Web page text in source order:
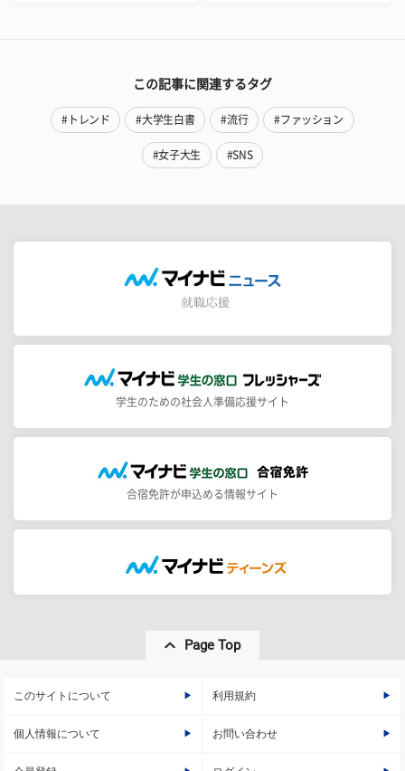
この記事に関連するタグ
#トレンド #大学生白書 #流行 #ファッション
#女子大生 #SNS
学生のための社会人準備応援サイト
合宿免許が申込める情報サイト
Page Top
このサイトについて 利用規約
個人情報について お問い合わせ